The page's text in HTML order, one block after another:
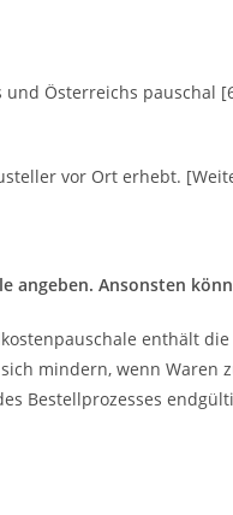
Österreichs pauschal
vor Ort erhebt.
angeben. Ansonsten
enthält
mindern, wenn
Bestellprozesses